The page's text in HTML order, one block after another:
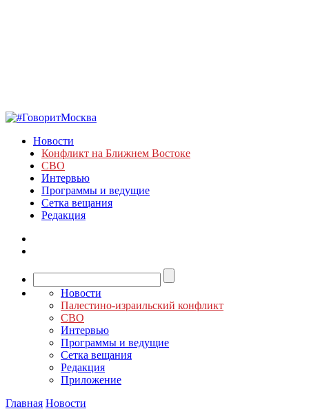
Новости
Конфликт на Ближнем Востоке
СВО
Интервью
Программы и ведущие
Сетка вещания
Редакция
Новости
Палестино-израильский конфликт
СВО
Интервью
Программы и ведущие
Сетка вещания
Редакция
Приложение
Главная Новости